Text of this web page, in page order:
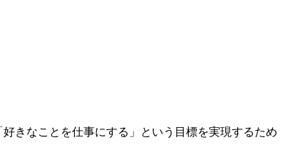
きなことを仕事にする」という目標を実現するため